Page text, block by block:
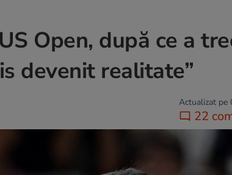
Open, după ce a
devenit realitate”
Actualizat pe
22